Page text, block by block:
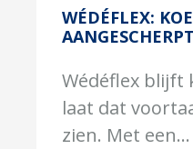
WÉDÉFLEX:
Wédéflex blijft
laat dat
zien. Met een...